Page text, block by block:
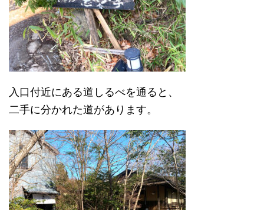
入口付近にある道しるべを通ると、
二手に分かれた道があります。